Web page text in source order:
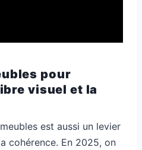
pour
visuel et la
est aussi un levier
cohérence. En 2025, on